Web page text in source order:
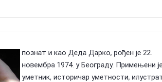
Националне пензије у издаваштву —
У сећање:
познат и као Деда Дарко, рођен је 22.
новембра 1974. у Београду. Примењени је
уметник, историчар уметности,